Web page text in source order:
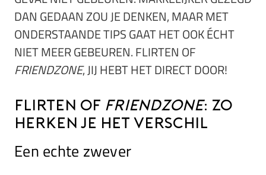
DAN GEDAAN ZOU JE DENKEN, MAAR MET
ONDERSTAANDE TIPS GAAT HET OOK ÉCHT
NIET MEER GEBEUREN. FLIRTEN OF
FRIENDZONE, JIJ HEBT HET DIRECT DOOR!
Flirten of friendzone: zo
herken je het verschil
Een echte zwever